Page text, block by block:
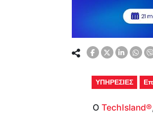
ΥΠΗΡΕΣΙΕΣ
Ο TechIsland®